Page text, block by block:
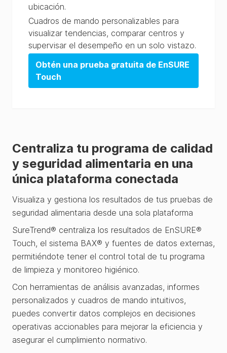
ubicación.
Cuadros de mando personalizables para
visualizar tendencias, comparar centros y
supervisar el desempeño en un solo vistazo.
Obtén una prueba gratuita de EnSURE
Touch
Centraliza tu programa de calidad
y seguridad alimentaria en una
única plataforma conectada
Visualiza y gestiona los resultados de tus pruebas de
seguridad alimentaria desde una sola plataforma
SureTrend® centraliza los resultados de EnSURE®
Touch, el sistema BAX® y fuentes de datos externas,
permitiéndote tener el control total de tu programa
de limpieza y monitoreo higiénico.
Con herramientas de análisis avanzadas, informes
personalizados y cuadros de mando intuitivos,
puedes convertir datos complejos en decisiones
operativas accionables para mejorar la eficiencia y
asegurar el cumplimiento normativo.